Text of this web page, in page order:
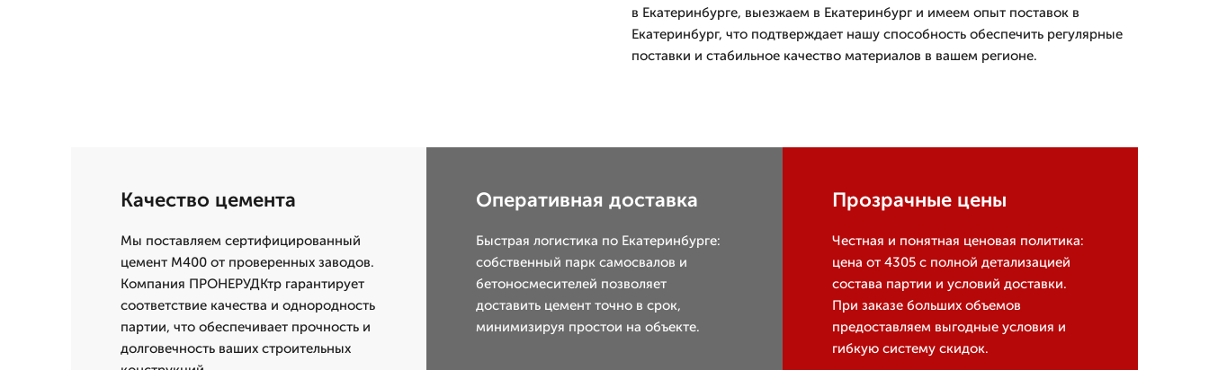
в Екатеринбурге, выезжаем в Екатеринбург и имеем опыт поставок в
Екатеринбург, что подтверждает нашу способность обеспечить регулярные
поставки и стабильное качество материалов в вашем регионе.
Качество цемента
Мы поставляем сертифицированный
цемент М400 от проверенных заводов.
Компания ПРОНЕРУДКтр гарантирует
соответствие качества и однородность
партии, что обеспечивает прочность и
долговечность ваших строительных
Оперативная доставка
Быстрая логистика по Екатеринбурге:
собственный парк самосвалов и
бетоносмесителей позволяет
доставить цемент точно в срок,
минимизируя простои на объекте.
Прозрачные цены
Честная и понятная ценовая политика:
цена от 4305 с полной детализацией
состава партии и условий доставки.
При заказе больших объемов
предоставляем выгодные условия и
гибкую систему скидок.